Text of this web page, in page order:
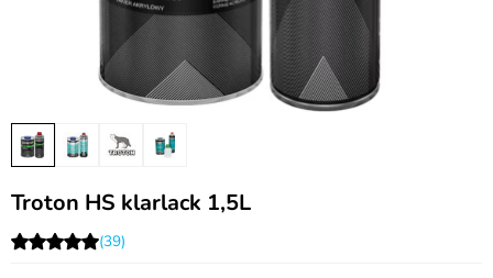
Troton HS klarlack 1,5L
(39)